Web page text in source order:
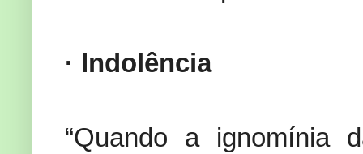
· Indolência
“Quando a ignomínia